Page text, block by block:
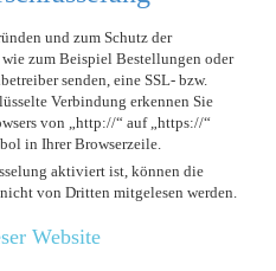
und zum Schutz der
zum Beispiel Bestellungen oder
senden, eine SSL- bzw.
Verbindung erkennen Sie
von „http://“ auf „https://“
in Ihrer Browserzeile.
aktiviert ist, können die
von Dritten mitgelesen werden.
Website